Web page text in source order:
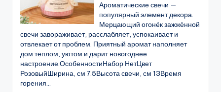
Ароматические свечи —
популярный элемент декора.
Мерцающий огонёк зажжённой
свечи завораживает, расслабляет, успокаивает и
отвлекает от проблем. Приятный аромат наполняет
дом теплом, уютом и дарит новогоднее
настроение.ОсобенностиНабор НетЦвет
РозовыйШирина, см 7.5Высота свечи, см 13Время
горения...